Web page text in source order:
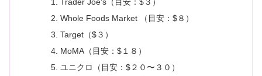
Trader Joe’s（目安：$３）
Whole Foods Market （目安：$８）
Target（$３）
MoMA（目安：$１８）
ユニクロ（目安：$２０〜３０）